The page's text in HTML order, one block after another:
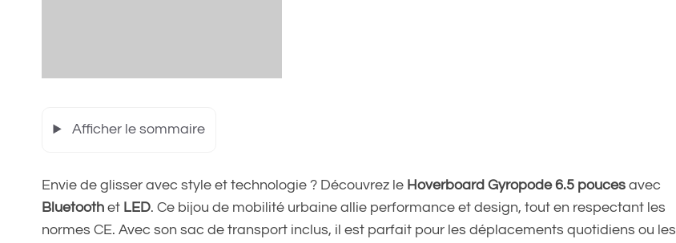
Afficher le sommaire
Envie de glisser avec style et technologie ? Découvrez le Hoverboard Gyropode 6.5 pouces avec
Bluetooth et LED. Ce bijou de mobilité urbaine allie performance et design, tout en respectant les
normes CE. Avec son sac de transport inclus, il est parfait pour les déplacements quotidiens ou les